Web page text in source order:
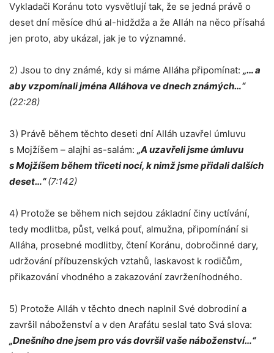
Vykladači Koránu toto vysvětlují tak, že se jedná právě o
deset dní měsíce dhú al-hidždža a že Alláh na něco přísahá
jen proto, aby ukázal, jak je to významné.
2) Jsou to dny známé, kdy si máme Alláha připomínat: „… a
aby vzpomínali jména Alláhova ve dnech známých…“
(22:28)
3) Právě během těchto deseti dní Alláh uzavřel úmluvu
s Mojžíšem – alajhi as-salám: „A uzavřeli jsme úmluvu
s Mojžíšem během třiceti nocí, k nimž jsme přidali dalších
deset…“(7:142)
4) Protože se během nich sejdou základní činy uctívání,
tedy modlitba, půst, velká pouť, almužna, připomínání si
Alláha, prosebné modlitby, čtení Koránu, dobročinné dary,
udržování příbuzenských vztahů, laskavost k rodičům,
přikazování vhodného a zakazování zavrženíhodného.
5) Protože Alláh v těchto dnech naplnil Své dobrodiní a
završil náboženství a v den Arafátu seslal tato Svá slova:
„Dnešního dne jsem pro vás dovršil vaše náboženství…“